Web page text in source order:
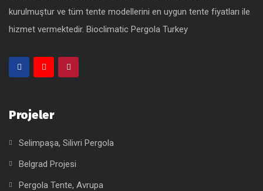
kurulmuştur ve tüm tente modellerini en uygun tente fiyatları ile
hizmet vermektedir. Bioclimatic Pergola Turkey
Projeler
Selimpaşa, Silivri Pergola
Belgrad Projesi
Pergola Tente, Avrupa